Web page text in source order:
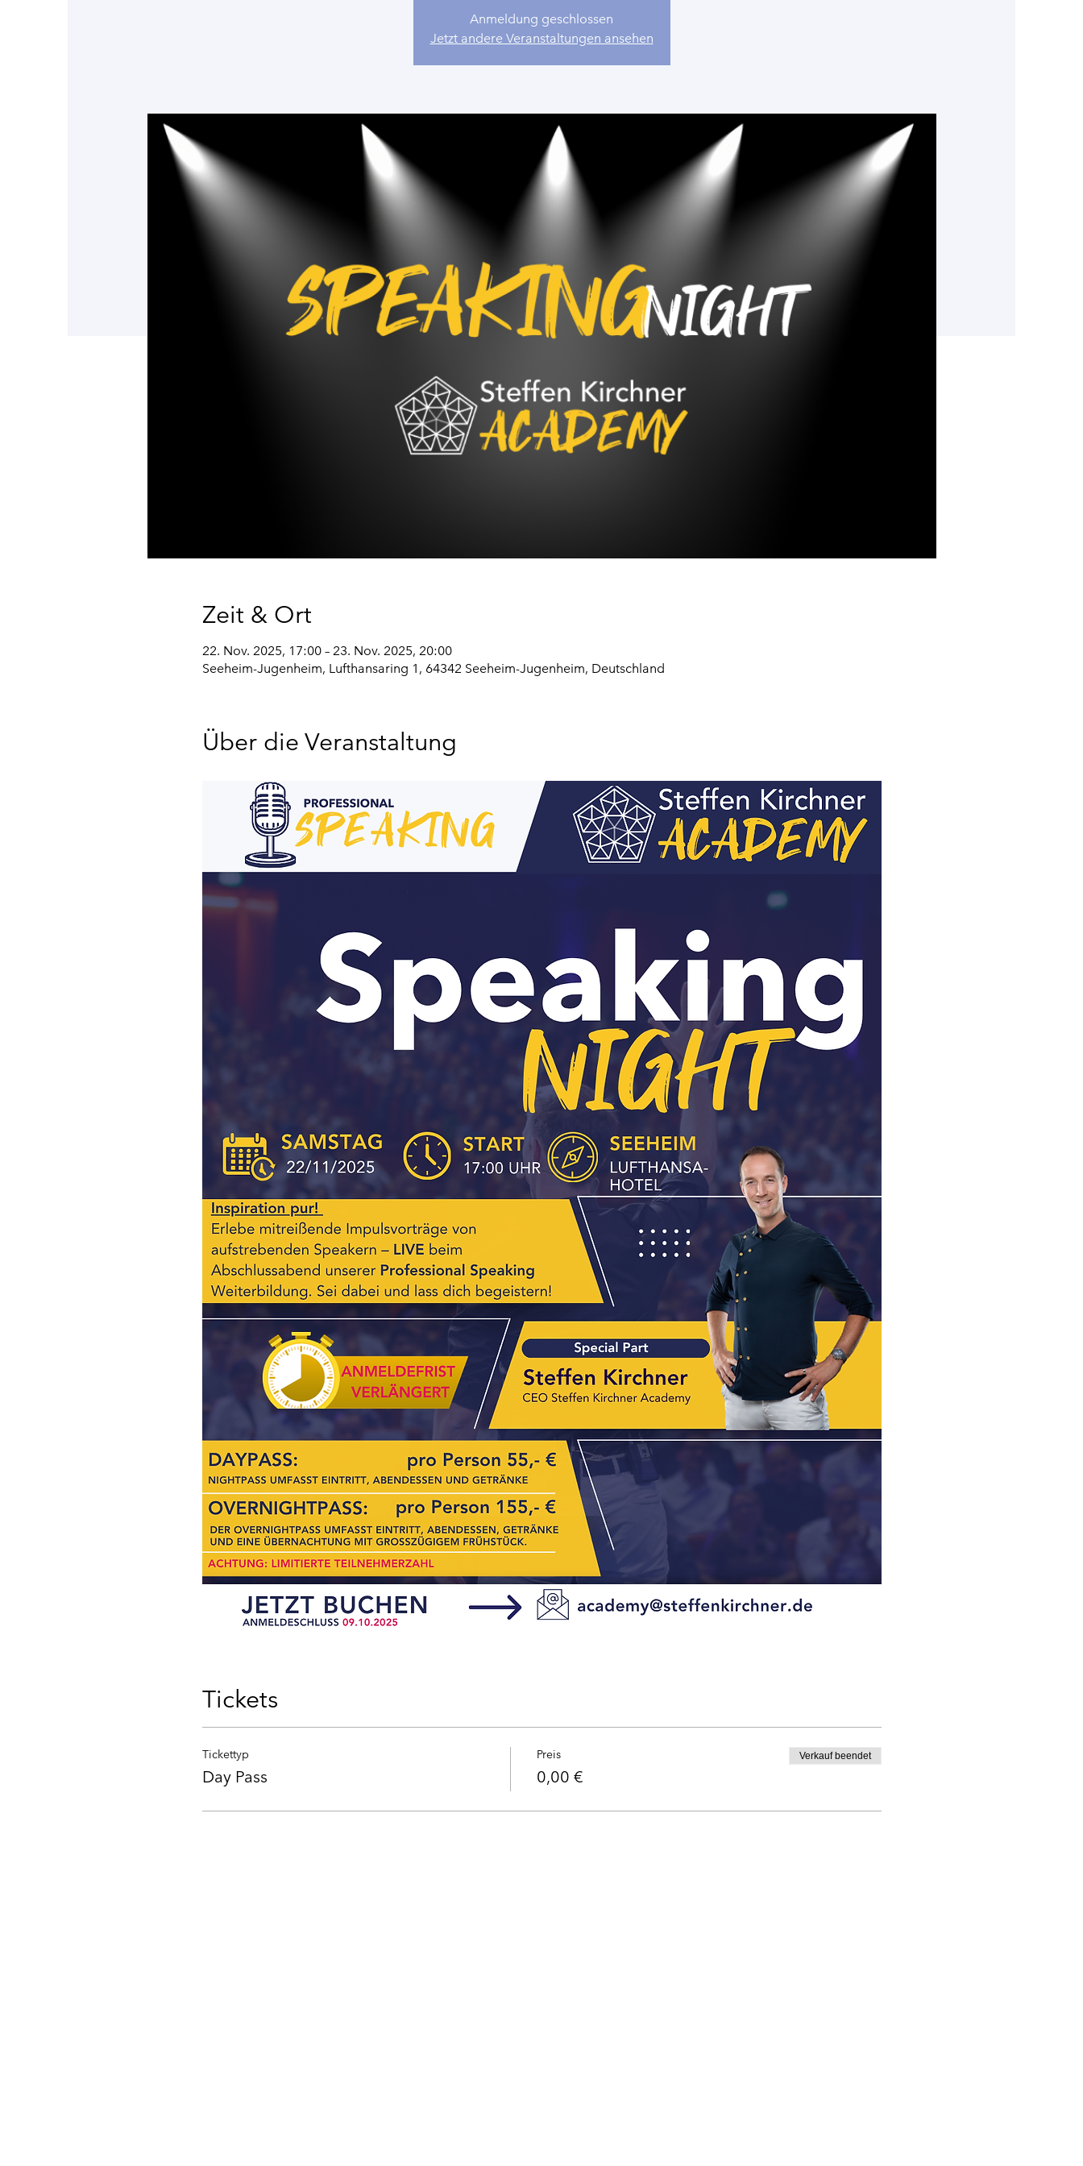
Anmeldung geschlossen
Jetzt andere Veranstaltungen ansehen
Zeit & Ort
22. Nov. 2025, 17:00 – 23. Nov. 2025, 20:00
Seeheim-Jugenheim, Lufthansaring 1, 64342 Seeheim-Jugenheim, Deutschland
Über die Veranstaltung
Tickets
Tickettyp
Day Pass
Preis
0,00 €
Verkauf beendet